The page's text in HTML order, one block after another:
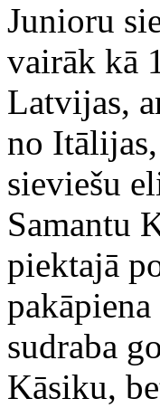
Junioru
vairāk kā
Latvijas,
no
sieviešu
Samantu
piektajā
sudraba
Kāsiku,